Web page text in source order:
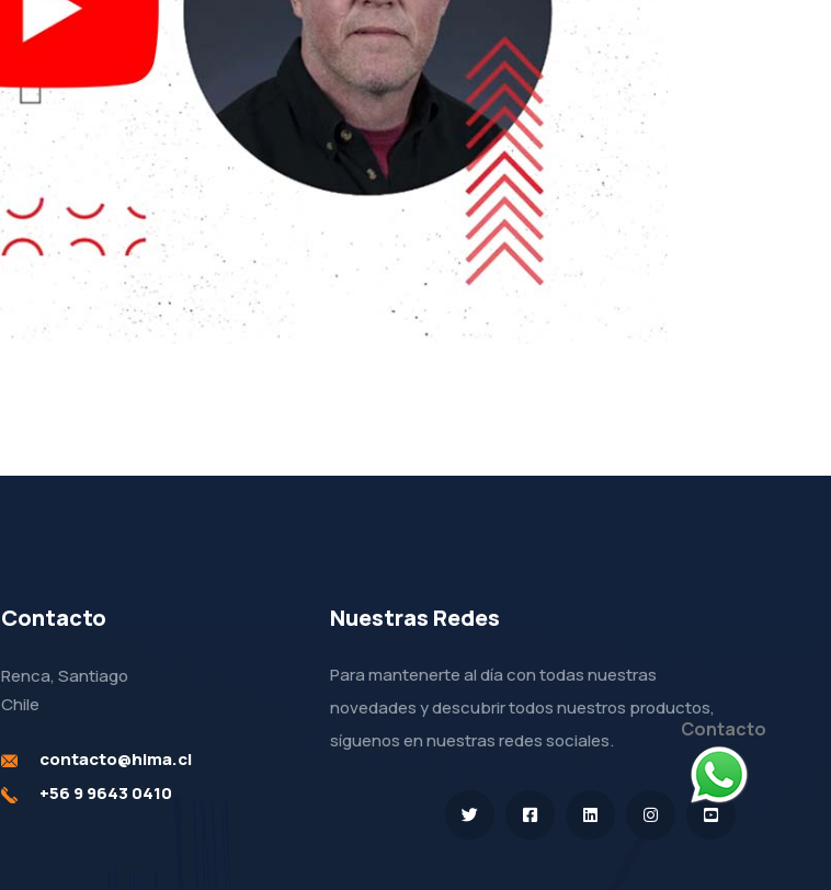
Contacto
Renca, Santiago
Chile
contacto@hima.cl
+56 9 9643 0410
Nuestras Redes
Para mantenerte al día con todas nuestras
novedades y descubrir todos nuestros productos,
síguenos en nuestras redes sociales.
Contacto